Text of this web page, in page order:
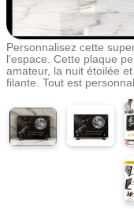
Personnalisez cette
l'espace. Cette plaque
amateur, la nuit étoilée
filante. Tout est